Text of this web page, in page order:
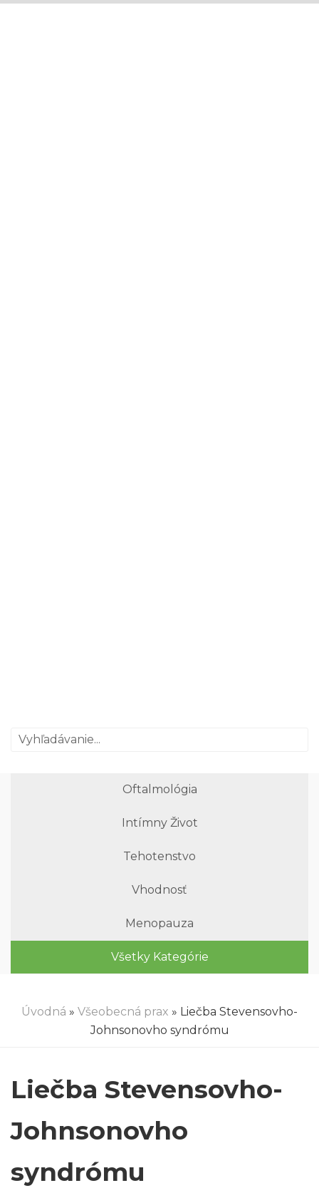
Oftalmológia
Intímny Život
Tehotenstvo
Vhodnosť
Menopauza
Všetky Kategórie
Úvodná » Všeobecná prax » Liečba Stevensovho-
Johnsonovho syndrómu
Liečba Stevensovho-
Johnsonovho
syndrómu